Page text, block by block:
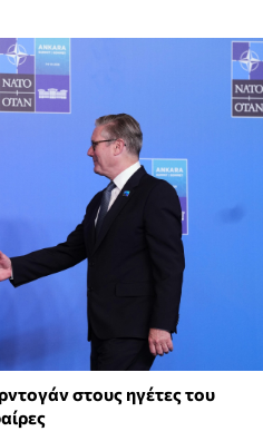
στους ηγέτες του